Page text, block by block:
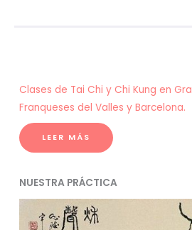
Clases de Tai Chi y Chi Kung en
Franqueses del Valles y Barcelona.
LEER MÁS
NUESTRA PRÁCTICA